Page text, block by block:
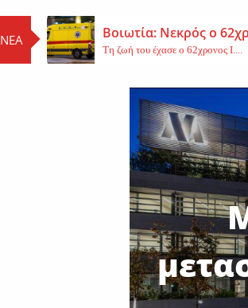
Βοιωτία: Νεκρός ο
Τη ζωή του έχασε ο 62χρονος Ι....
Εφυγε από τη ζωή η
Εκοιμήθη η μοναχή Ευπραξία
Νέο εργατικό
Τη ζωή του έχασε ένας 59χρονος